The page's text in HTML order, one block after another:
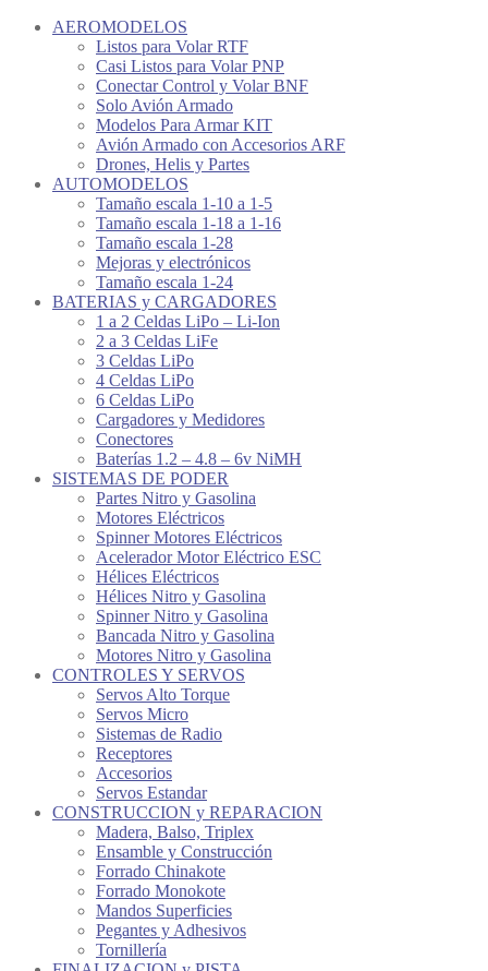
AEROMODELOS
Listos para Volar RTF
Casi Listos para Volar PNP
Conectar Control y Volar BNF
Solo Avión Armado
Modelos Para Armar KIT
Avión Armado con Accesorios ARF
Drones, Helis y Partes
AUTOMODELOS
Tamaño escala 1-10 a 1-5
Tamaño escala 1-18 a 1-16
Tamaño escala 1-28
Mejoras y electrónicos
Tamaño escala 1-24
BATERIAS y CARGADORES
1 a 2 Celdas LiPo – Li-Ion
2 a 3 Celdas LiFe
3 Celdas LiPo
4 Celdas LiPo
6 Celdas LiPo
Cargadores y Medidores
Conectores
Baterías 1.2 – 4.8 – 6v NiMH
SISTEMAS DE PODER
Partes Nitro y Gasolina
Motores Eléctricos
Spinner Motores Eléctricos
Acelerador Motor Eléctrico ESC
Hélices Eléctricos
Hélices Nitro y Gasolina
Spinner Nitro y Gasolina
Bancada Nitro y Gasolina
Motores Nitro y Gasolina
CONTROLES Y SERVOS
Servos Alto Torque
Servos Micro
Sistemas de Radio
Receptores
Accesorios
Servos Estandar
CONSTRUCCION y REPARACION
Madera, Balso, Triplex
Ensamble y Construcción
Forrado Chinakote
Forrado Monokote
Mandos Superficies
Pegantes y Adhesivos
Tornillería